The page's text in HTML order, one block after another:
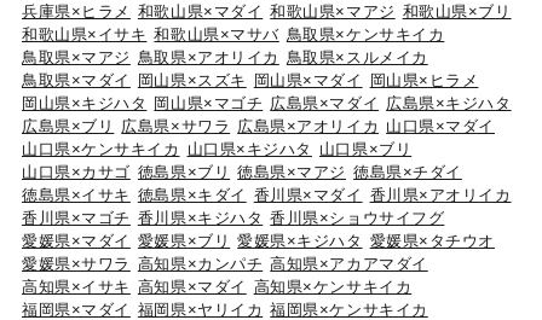
兵庫県×ヒラメ 和歌山県×マダイ 和歌山県×マアジ 和歌山県×ブリ
和歌山県×イサキ 和歌山県×マサバ 鳥取県×ケンサキイカ
鳥取県×マアジ 鳥取県×アオリイカ
鳥取県×スルメイカ
鳥取県×マダイ
岡山県×スズキ 岡山県×マダイ
岡山県×ヒラメ
岡山県×キジハタ
岡山県×マゴチ 広島県×マダイ 広島県×キジハタ
広島県×ブリ
広島県×サワラ 広島県×アオリイカ 山口県×マダイ
山口県×ケンサキイカ
山口県×キジハタ
山口県×ブリ
山口県×カサゴ 徳島県×ブリ 徳島県×マアジ 徳島県×チダイ
徳島県×イサキ 徳島県×キダイ 香川県×マダイ 香川県×アオリイカ
香川県×マゴチ 香川県×キジハタ 香川県×ショウサイフグ
愛媛県×マダイ 愛媛県×ブリ 愛媛県×キジハタ 愛媛県×タチウオ
愛媛県×サワラ 高知県×カンパチ 高知県×アカアマダイ
高知県×イサキ 高知県×マダイ 高知県×ケンサキイカ
福岡県×マダイ 福岡県×ヤリイカ 福岡県×ケンサキイカ